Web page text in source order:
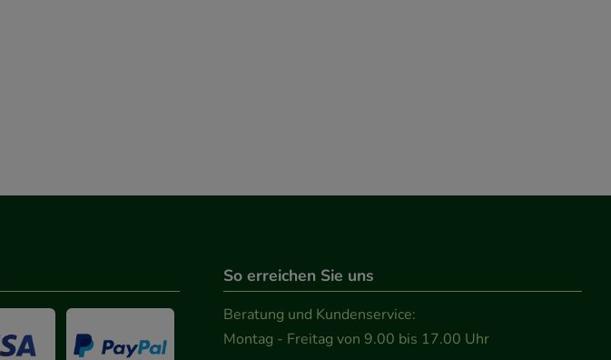
So erreichen Sie uns
Beratung und Kundenservice:
Montag - Freitag von 9.00 bis 17.00 Uhr